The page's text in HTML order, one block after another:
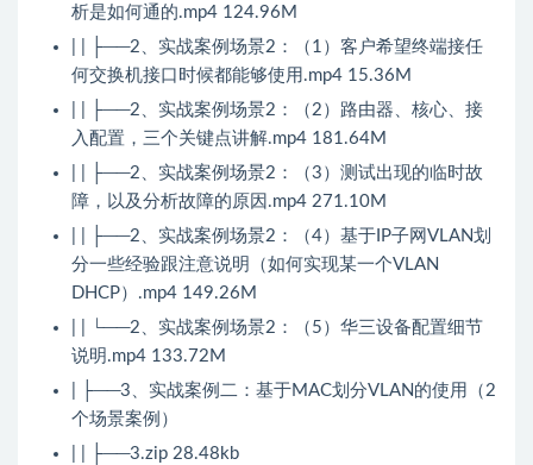
析是如何通的.mp4 124.96M
| | ├──2、实战案例场景2：（1）客户希望终端接任
何交换机接口时候都能够使用.mp4 15.36M
| | ├──2、实战案例场景2：（2）路由器、核心、接
入配置，三个关键点讲解.mp4 181.64M
| | ├──2、实战案例场景2：（3）测试出现的临时故
障，以及分析故障的原因.mp4 271.10M
| | ├──2、实战案例场景2：（4）基于IP子网VLAN划
分一些经验跟注意说明（如何实现某一个VLAN
DHCP）.mp4 149.26M
| | └──2、实战案例场景2：（5）华三设备配置细节
说明.mp4 133.72M
| ├──3、实战案例二：基于MAC划分VLAN的使用（2
个场景案例）
| | ├──3.zip 28.48kb